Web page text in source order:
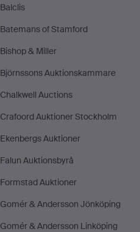
Balclis
Batemans of Stamford
Bishop & Miller
Björnssons Auktionskammare
Chalkwell Auctions
Crafoord Auktioner Stockholm
Ekenbergs Auktioner
Falun Auktionsbyrå
Formstad Auktioner
Gomér & Andersson Jönköping
Gomér & Andersson Linköping